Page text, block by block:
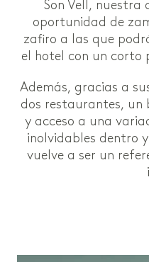
Son Vell, nuestra
oportunidad de
zafiro a las que
el hotel con un corto
Además, gracias a
dos restaurantes,
y acceso a una
inolvidables dentro
vuelve a ser un